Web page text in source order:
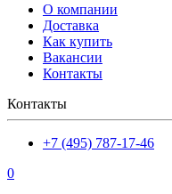
О компании
Доставка
Как купить
Вакансии
Контакты
Контакты
+7 (495) 787-17-46
0